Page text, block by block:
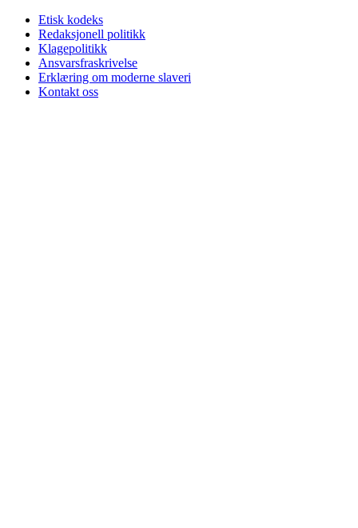
Etisk kodeks
Redaksjonell politikk
Klagepolitikk
Ansvarsfraskrivelse
Erklæring om moderne slaveri
Kontakt oss